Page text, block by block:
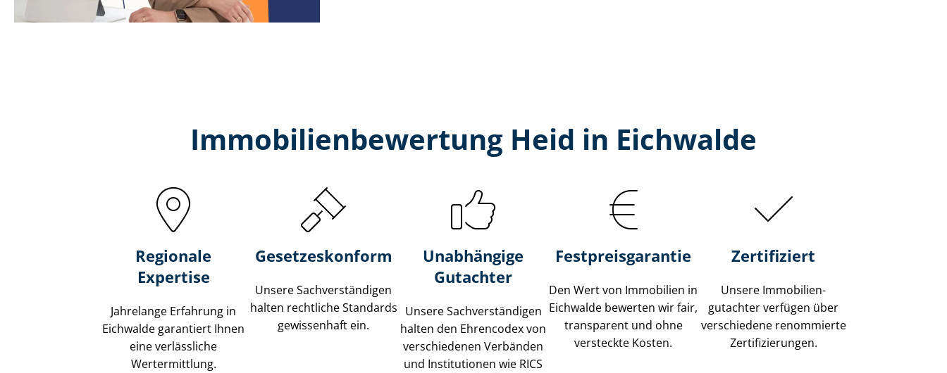
Immobilien­bewertung Heid in Eichwalde
Regionale
Expertise
Jahrelange Erfahrung in
Eichwalde garantiert Ihnen
eine verlässliche
Wertermittlung.
Gesetzes­konform
Unsere Sach­ver­stän­di­gen
halten rechtliche Standards
gewissenhaft ein.
Unabhängige
Gutachter
Unsere Sach­ver­stän­di­gen
halten den Ehrencodex von
verschiedenen Verbänden
und Institutionen wie RICS
Festpreis​garantie
Den Wert von Immobilien in
Eichwalde bewerten wir fair,
transparent und ohne
versteckte Kosten.
Zertifiziert
Unsere Immobilien­
gutachter verfügen über
verschiedene renommierte
Zer­ti­fi­zie­run­gen.